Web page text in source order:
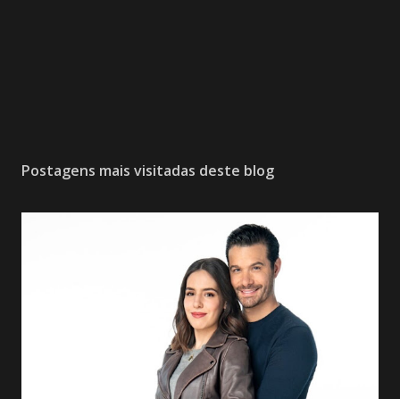
Postagens mais visitadas deste blog